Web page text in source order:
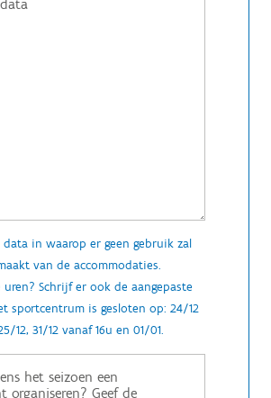
in waarop er geen gebruik zal
van de accommodaties.
Schrijf er ook de aangepaste
sportcentrum is gesloten op: 24/12
12, 31/12 vanaf 16u en 01/01.